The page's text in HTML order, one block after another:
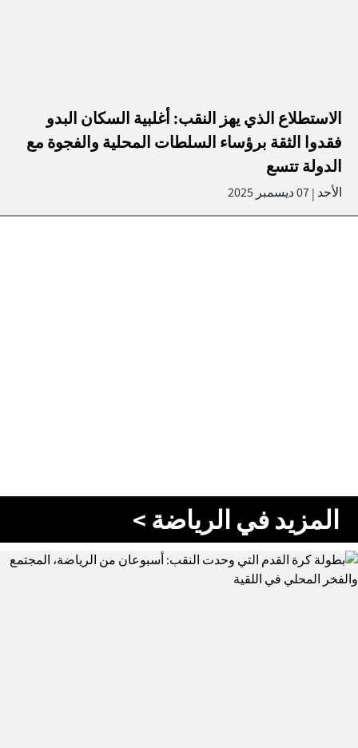
الاستطلاع الذي يهز النقب: أغلبية السكان البدو
فقدوا الثقة برؤساء السلطات المحلية والفجوة مع
الدولة تتسع
الأحد |07 ديسمبر 2025
المزيد في الرياضة >